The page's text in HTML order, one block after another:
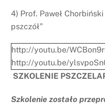
4) Prof. Paweł
pszczół”
http://youtu.be/
http://youtu.be/
SZKOLENIE
Szkolenie zostało